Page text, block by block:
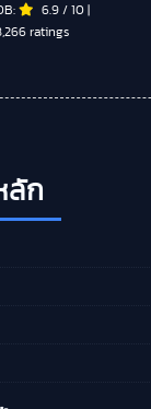
6.9 / 10 |
ratings
ลัก